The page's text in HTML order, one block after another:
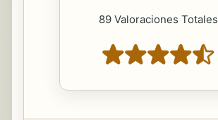
89 Valoraciones Totales